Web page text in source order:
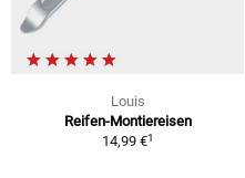
Louis
Reifen-Montiereisen
14,99 €1